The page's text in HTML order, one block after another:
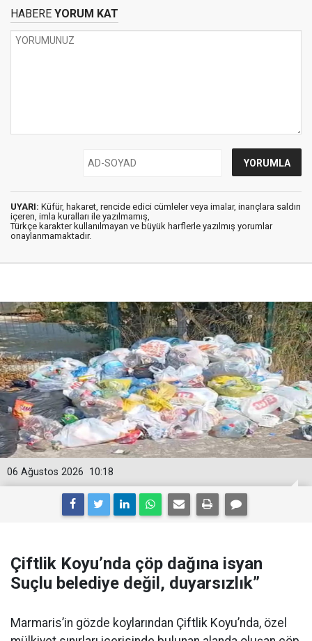
HABERE YORUM KAT
UYARI: Küfür, hakaret, rencide edici cümleler veya imalar, inançlara saldırı
içeren, imla kuralları ile yazılmamış,
Türkçe karakter kullanılmayan ve büyük harflerle yazılmış yorumlar
onaylanmamaktadır.
10:18
06 Ağustos 2026
Çiftlik Koyu’nda çöp dağına isyan
Suçlu belediye değil, duyarsızlık”
Marmaris’in gözde koylarından Çiftlik Koyu’nda, özel